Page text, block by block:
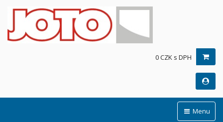
0 CZK s DPH
Menu